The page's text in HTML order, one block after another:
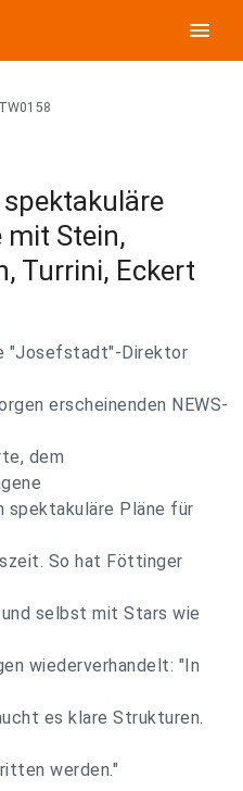
menu
Stein,
Turrini, Eckert
"Josefstadt"-Direktor
erscheinenden NEWS-
dem
Pläne für
So hat Föttinger
selbst mit Stars wie
wiederverhandelt: "In
es klare Strukturen.
werden."